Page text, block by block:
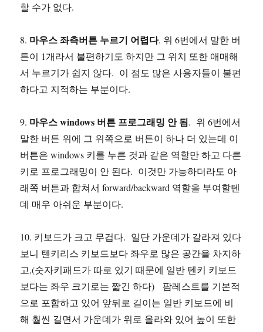
할 수가 없다.
8. 마우스 좌측버튼 누르기 어렵다. 위 6번에서 말한 버
튼이 1개라서 불편하기도 하지만 그 위치 또한 애매해
서 누르기가 쉽지 않다. 이 점도 많은 사용자들이 불편
하다고 지적하는 부분이다.
9. 마우스 windows 버튼 프로그래밍 안 됨. 위 6번에서
말한 버튼 위에 그 위쪽으로 버튼이 하나 더 있는데 이
버튼은 windows 키를 누른 것과 같은 역할만 하고 다른
키로 프로그래밍이 안 된다. 이것만 가능하더라도 아
래쪽 버튼과 합쳐서 forward/backward 역할을 부여할텐
데 매우 아쉬운 부분이다.
10. 키보드가 크고 무겁다. 일단 가운데가 갈라져 있다
보니 텐키리스 키보드보다 좌우로 많은 공간을 차지하
고,(숫자키패드가 따로 있기 때문에 일반 텐키 키보드
보다는 좌우 크기로는 짧긴 하다) 팜레스트를 기본적
으로 포함하고 있어 앞뒤로 길이는 일반 키보드에 비
해 훨씬 길면서 가운데가 위로 올라와 있어 높이 또한